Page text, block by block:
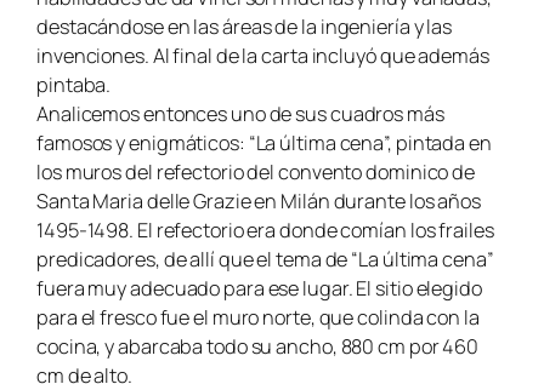
destacándose en las áreas de la ingeniería y las
invenciones. Al final de la carta incluyó que además
pintaba.
Analicemos entonces uno de sus cuadros más
famosos y enigmáticos: “La última cena”, pintada en
los muros del refectorio del convento dominico de
Santa Maria delle Grazie en Milán durante los años
1495-1498. El refectorio era donde comían los frailes
predicadores, de allí que el tema de “La última cena”
fuera muy adecuado para ese lugar. El sitio elegido
para el fresco fue el muro norte, que colinda con la
cocina, y abarcaba todo su ancho, 880 cm por 460
cm de alto.